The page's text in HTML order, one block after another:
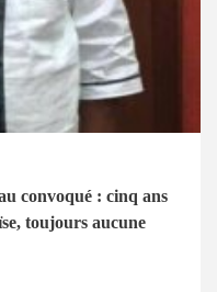
convoqué : cinq ans
toujours aucune